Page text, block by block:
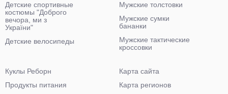
Детские спортивные
костюмы "Доброго
вечора, ми з
України"
Детские велосипеды
Мужские толстовки
Мужские сумки
бананки
Мужские тактические
кроссовки
Куклы Реборн
Продукты питания
Карта сайта
Карта регионов